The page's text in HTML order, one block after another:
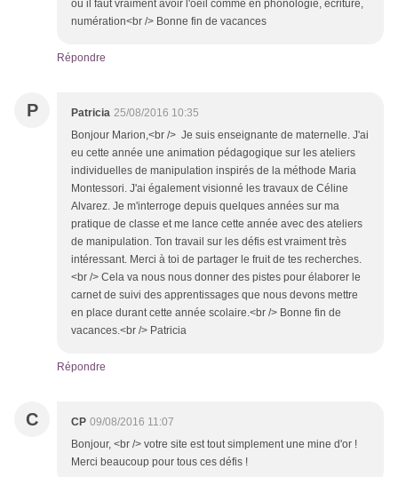
où il faut vraiment avoir l'oeil comme en phonologie, écriture,
numération<br /> Bonne fin de vacances
Répondre
P Patricia 25/08/2016 10:35
Bonjour Marion,<br /> Je suis enseignante de maternelle. J'ai
eu cette année une animation pédagogique sur les ateliers
individuelles de manipulation inspirés de la méthode Maria
Montessori. J'ai également visionné les travaux de Céline
Alvarez. Je m'interroge depuis quelques années sur ma
pratique de classe et me lance cette année avec des ateliers
de manipulation. Ton travail sur les défis est vraiment très
intéressant. Merci à toi de partager le fruit de tes recherches.
<br /> Cela va nous nous donner des pistes pour élaborer le
carnet de suivi des apprentissages que nous devons mettre
en place durant cette année scolaire.<br /> Bonne fin de
vacances.<br /> Patricia
Répondre
C CP 09/08/2016 11:07
Bonjour, <br /> votre site est tout simplement une mine d'or !
Merci beaucoup pour tous ces défis !